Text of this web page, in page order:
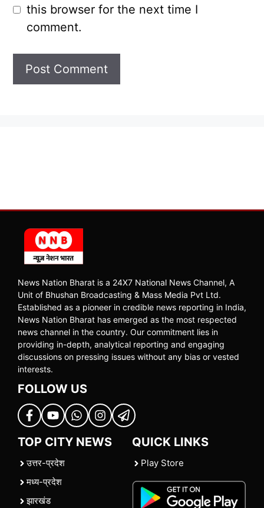
this browser for the next time I
comment.
News Nation Bharat is a 24X7 National News Channel, A
Unit of Bhushan Broadcasting & Mass Media Pvt Ltd.
Established as a pioneer in credible news reporting in India,
News Nation Bharat has emerged as the most respected
news channel in the country. Our commitment lies in
providing in-depth, analytical reporting and engaging
discussions on pressing issues without any bias or vested
interests.
FOLLOW US
TOP CITY NEWS
उत्तर-प्रदेश
मध्य-प्रदेश
झारखंड
QUICK LINKS
Play Store